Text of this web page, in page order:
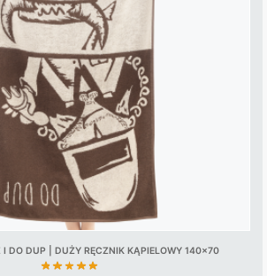
may
chosen
on
the
product
page
I DO DUP | DUŻY RĘCZNIK KĄPIELOWY 140×70